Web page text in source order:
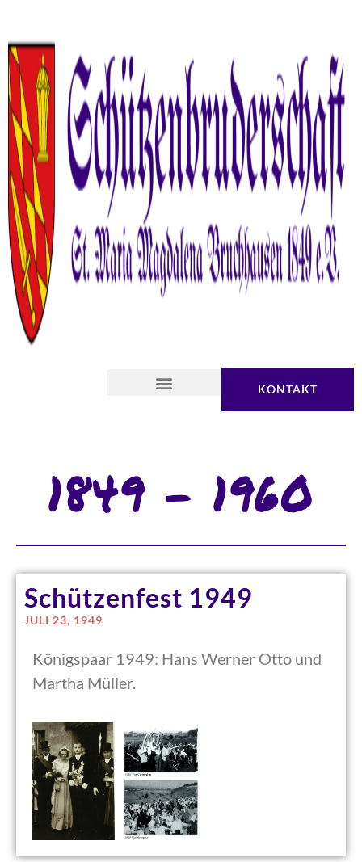
KONTAKT
1849 – 1960
Schützenfest 1949
JULI 23, 1949
Königspaar 1949: Hans Werner Otto und
Martha Müller.